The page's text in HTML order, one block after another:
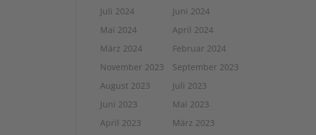
Juli 2024
Juni 2024
Mai 2024
April 2024
März 2024
Februar 2024
November 2023
September 2023
August 2023
Juli 2023
Juni 2023
Mai 2023
April 2023
März 2023